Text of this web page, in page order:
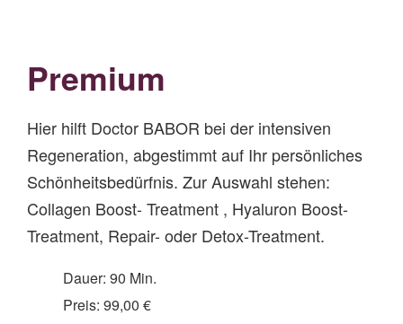
Premium
Hier hilft Doctor BABOR bei der intensiven
Regeneration, abgestimmt auf Ihr persönliches
Schönheitsbedürfnis. Zur Auswahl stehen:
Collagen Boost- Treatment , Hyaluron Boost-
Treatment, Repair- oder Detox-Treatment.
Dauer: 90 Min.
Preis: 99,00 €